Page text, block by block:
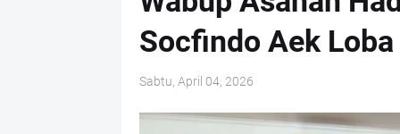
Socfindo Aek Loba
Sabtu, April 04, 2026